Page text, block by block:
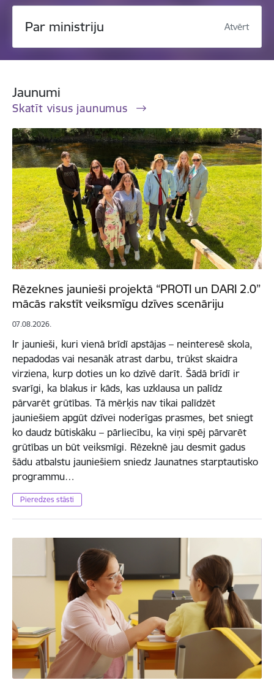
Par ministriju Atvērt
Jaunumi
Skatīt visus jaunumus
Rēzeknes jaunieši projektā “PROTI un DARI 2.0”
mācās rakstīt veiksmīgu dzīves scenāriju
07.08.2026.
Ir jaunieši, kuri vienā brīdī apstājas – neinteresē skola,
nepadodas vai nesanāk atrast darbu, trūkst skaidra
virziena, kurp doties un ko dzīvē darīt. Šādā brīdī ir
svarīgi, ka blakus ir kāds, kas uzklausa un palīdz
pārvarēt grūtības. Tā mērķis nav tikai palīdzēt
jauniešiem apgūt dzīvei noderīgas prasmes, bet sniegt
ko daudz būtiskāku – pārliecību, ka viņi spēj pārvarēt
grūtības un būt veiksmīgi. Rēzeknē jau desmit gadus
šādu atbalstu jauniešiem sniedz Jaunatnes starptautisko
programmu…
Pieredzes stāsti